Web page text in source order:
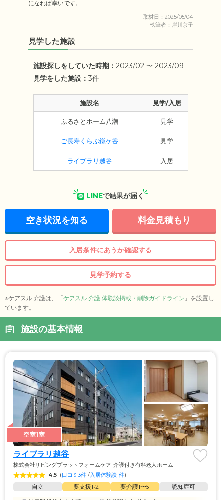
取材日：2025/05/04
執筆者：岸川京子
見学した施設
施設探しをしていた時期： 2023/02 〜 2023/09
見学をした施設： 3件
施設名 見学/入居
ふるさとホーム八潮 見学
ご長寿くらぶ鎌ケ谷 見学
ライブラリ越谷 入居
LINEで結果が届く
空き状況を知る 料金見積もり
入居条件にあうか確認する
見学予約する
※ケアスル 介護は、「ケアスル 介護 体験談掲載・削除ガイドライン 」を設置し
ています。
施設の基本情報
空室1室
ライブラリ越谷
株式会社リビングプラットフォームケア 介護付き有料老人ホーム
4.5 (口コミ3件 /入居体験談1件)
自立 要支援1•2 要介護1〜5
認知症可